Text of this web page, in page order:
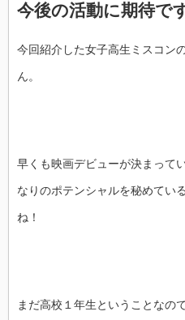
今後の活動に期待で
今回紹介した女子高生ミスコン
ん。
早くも映画デビューが決まって
なりのポテンシャルを秘めてい
ね！
まだ高校１年生ということなの